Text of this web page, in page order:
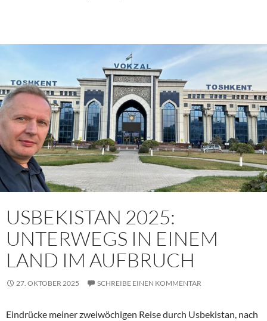
USBEKISTAN 2025:
UNTERWEGS IN EINEM
LAND IM AUFBRUCH
27. OKTOBER 2025 SCHREIBE EINEN KOMMENTAR
Eindrücke meiner zweiwöchigen Reise durch Usbekistan, nach